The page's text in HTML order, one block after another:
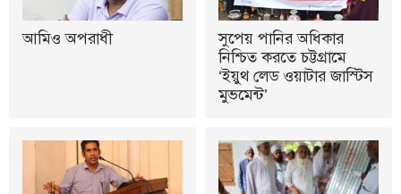
আমিও অপরাধী
সুপেয় পানির অধিকার
নিশ্চিত করতে চট্টগ্রামে
‘ইয়ুথ লেড ওয়াটার জাস্টিস
মুভমেন্ট’